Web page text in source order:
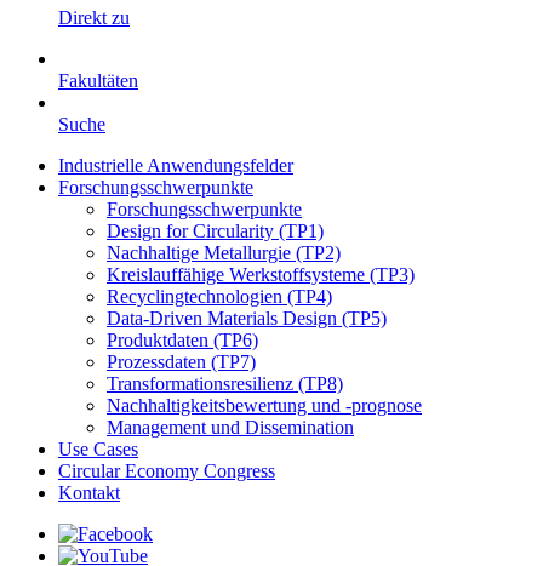
Direkt zu
Fakultäten
Suche
Industrielle Anwendungsfelder
Forschungsschwerpunkte
Forschungsschwerpunkte
Design for Circularity (TP1)
Nachhaltige Metallurgie (TP2)
Kreislauffähige Werkstoffsysteme (TP3)
Recyclingtechnologien (TP4)
Data-Driven Materials Design (TP5)
Produktdaten (TP6)
Prozessdaten (TP7)
Transformationsresilienz (TP8)
Nachhaltigkeitsbewertung und -prognose
Management und Dissemination
Use Cases
Circular Economy Congress
Kontakt